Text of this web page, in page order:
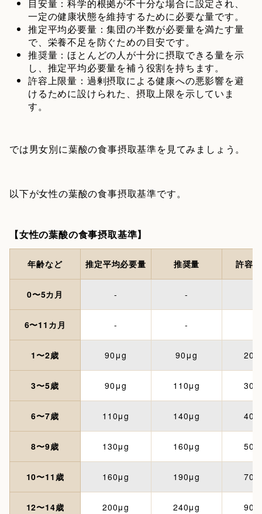
目安量：科学的根拠が不十分な場合に設定され、
一定の健康状態を維持するために必要な量です。
推定平均必要量：集団の半数が必要量を満たす量
で、栄養不足を防ぐための目安です。
推奨量：ほとんどの人が十分に摂取できる量を示
し、推定平均必要量を補う役割を持ちます。
許容上限量：過剰摂取による健康への悪影響を避
けるために設けられた、摂取上限を示していま
す。
では男女別に葉酸の食事摂取基準を見てみましょう。
以下が女性の葉酸の食事摂取基準です。
【女性の葉酸の食事摂取基準】
年齢など 推定平均必要量 推奨量 許容
0〜5カ月 - -
6〜11カ月 - -
1〜2歳 90μg 90μg
3〜5歳 90μg 110μg
6〜7歳 110μg 140μg
8〜9歳 130μg 160μg
10〜11歳 160μg 190μg
12〜14歳 200μg 240μg